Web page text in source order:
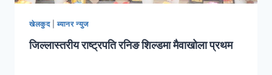
खेलकुद|ब्यानर न्युज
जिल्लास्तरीय राष्ट्रपति रनिङ शिल्डमा मैवाखोला प्रथम